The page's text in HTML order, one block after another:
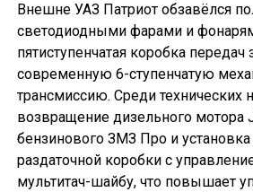
Внешне УАЗ Патриот обзавёлся
светодиодными фарами и
пятиступенчатая коробка передач
современную 6-ступенчатую
трансмиссию. Среди технических
возвращение дизельного мотора
бензинового ЗМЗ Про и
раздаточной коробки с
мультитач-шайбу, что повышает